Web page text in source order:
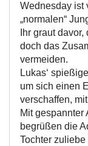
Wednesday ist
„normalen“
Ihr graut
doch das
vermeiden.
Lukas‘
um sich einen
verschaffen,
Mit gespannter
begrüßen die
Tochter zuliebe